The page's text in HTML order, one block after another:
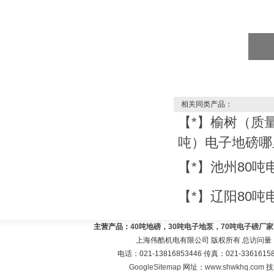
相关同类产品：
【*】榆树（质
吨）电子地磅
【*】池州80
【*】辽阳80
主营产品： 40吨地磅，30吨电子地泵，70吨电子磅厂
上海伟酷机电有限公司 版权所有 总访问量
电话：021-13816853446 传真：021-
GoogleSitemap 网址：www.shwkhq.com